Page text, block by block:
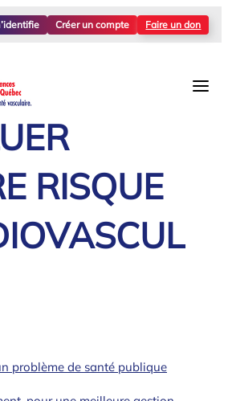
Créer un compte Faire un don
RISQUE
problème de santé publique